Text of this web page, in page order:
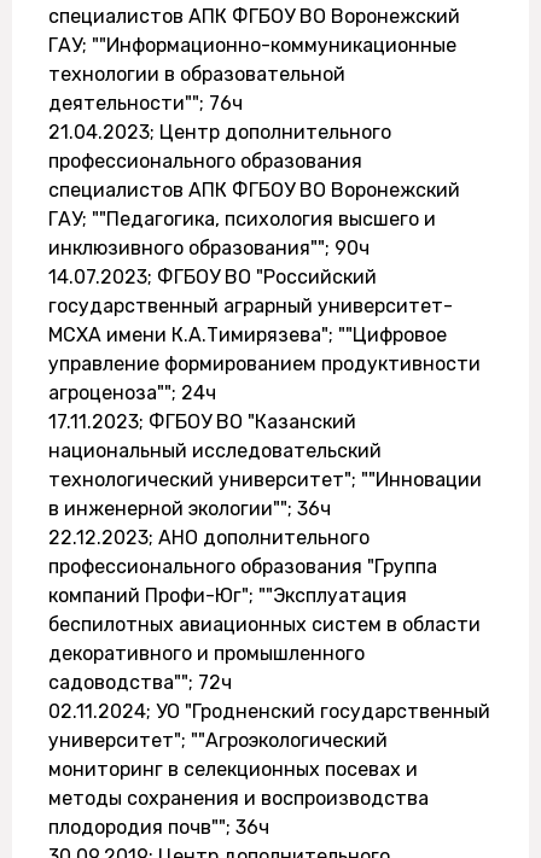
специалистов АПК ФГБОУ ВО Воронежский
ГАУ; ""Информационно-коммуникационные
технологии в образовательной
деятельности""; 76ч
21.04.2023; Центр дополнительного
профессионального образования
специалистов АПК ФГБОУ ВО Воронежский
ГАУ; ""Педагогика, психология высшего и
инклюзивного образования""; 90ч
14.07.2023; ФГБОУ ВО "Российский
государственный аграрный университет-
МСХА имени К.А.Тимирязева"; ""Цифровое
управление формированием продуктивности
агроценоза""; 24ч
17.11.2023; ФГБОУ ВО "Казанский
национальный исследовательский
технологический университет"; ""Инновации
в инженерной экологии""; 36ч
22.12.2023; АНО дополнительного
профессионального образования "Группа
компаний Профи-Юг"; ""Эксплуатация
беспилотных авиационных систем в области
декоративного и промышленного
садоводства""; 72ч
02.11.2024; УО "Гродненский государственный
университет"; ""Агроэкологический
мониторинг в селекционных посевах и
методы сохранения и воспроизводства
плодородия почв""; 36ч